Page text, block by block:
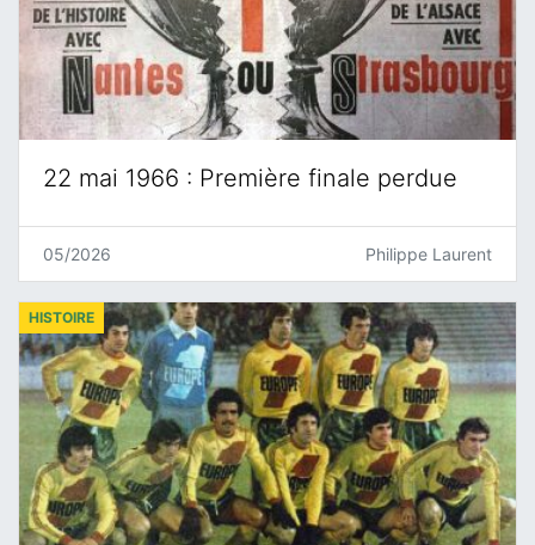
22 mai 1966 : Première finale perdue
05/2026 Philippe Laurent
HISTOIRE